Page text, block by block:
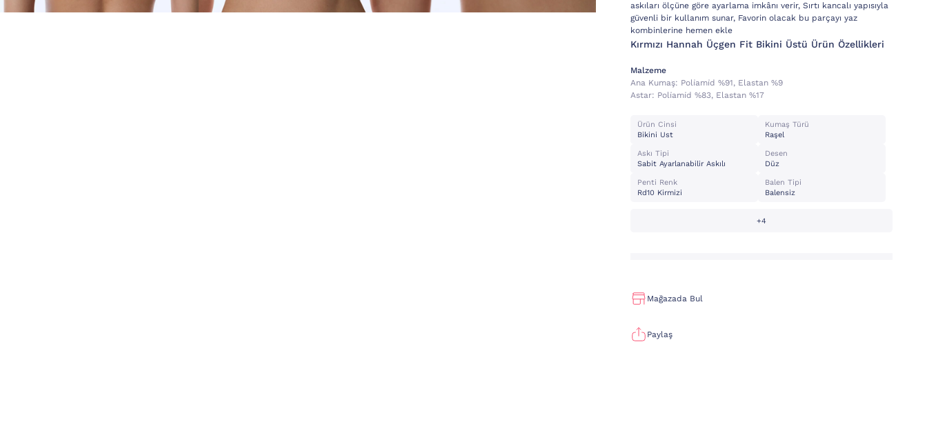
askıları ölçüne göre ayarlama imkânı verir, Sırtı kancalı yapısıyla
güvenli bir kullanım sunar, Favorin olacak bu parçayı yaz
kombinlerine hemen ekle
Kırmızı Hannah Üçgen Fit Bikini Üstü Ürün Özellikleri
Malzeme
Ana Kumaş: Poli̇ami̇d %91, Elastan %9
Astar: Poli̇ami̇d %83, Elastan %17
Ürün Cinsi
Bikini Ust
Kumaş Türü
Raşel
Askı Tipi
Sabit Ayarlanabilir Askılı
Desen
Düz
Penti Renk
Rd10 Kirmizi
Balen Tipi
Balensiz
+4
Mağazada Bul
Paylaş